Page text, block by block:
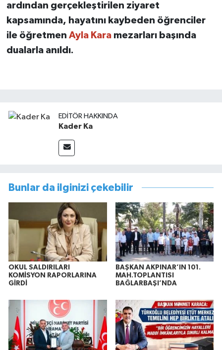
ardından gerçekleştirilen ziyaret
kapsamında, hayatını kaybeden öğrenciler
ile öğretmen Ayla Karamezarları başında
dualarla anıldı.
EDITÖR HAKKINDA
Kader Ka
Bunlar da ilginizi çekebilir
OKUL SALDIRILARI
KOMİSYON RAPORLARINA
GİRDİ
BAŞKAN AKPINAR’IN 101.
MAH.TOPLANTISI
BAĞLARBAŞI’NDA